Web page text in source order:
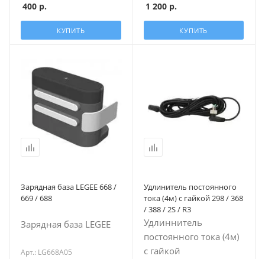
400 р.
КУПИТЬ
1 200р.
КУПИТЬ
Зарядная база LEGEE 668 /
669 / 688
Зарядная база LEGEE
Арт.: LG668A05
Удлинитель постоянного
тока (4м) c гайкой 298 / 368
/ 388 / 2S / R3
Удлиннитель
постоянного тока (4м)
c гайкой